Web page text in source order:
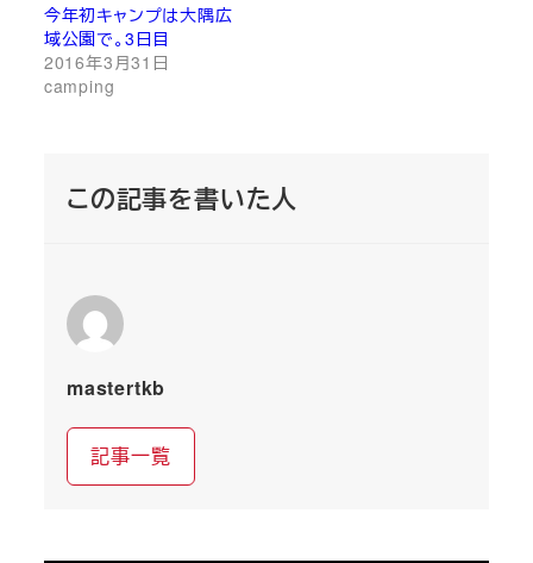
今年初キャンプは大隅広
域公園で。3日目
2016年3月31日
camping
この記事を書いた人
mastertkb
記事一覧